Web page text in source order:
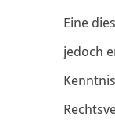
Eine
jedoch